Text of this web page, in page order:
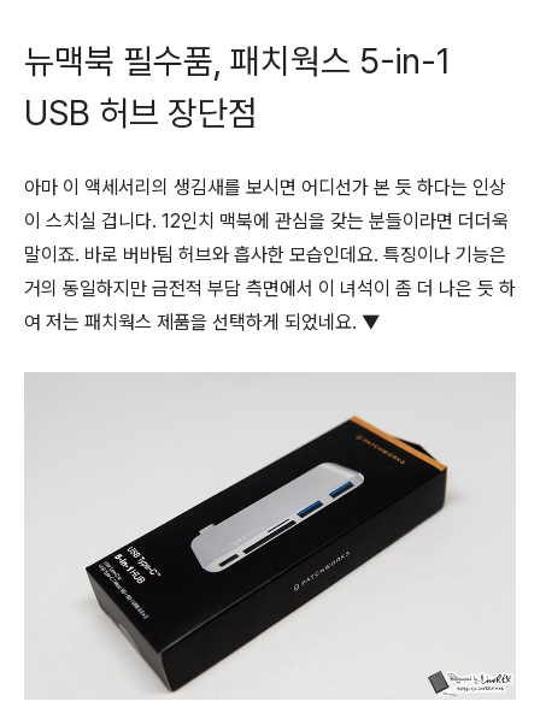
뉴맥북 필수품, 패치웍스 5-in-1
USB 허브 장단점
아마 이 액세서리의 생김새를 보시면 어디선가 본 듯 하다는 인상
이 스치실 겁니다. 12인치 맥북에 관심을 갖는 분들이라면 더더욱
말이죠. 바로 버바팀 허브와 흡사한 모습인데요. 특징이나 기능은
거의 동일하지만 금전적 부담 측면에서 이 녀석이 좀 더 나은 듯 하
여 저는 패치웍스 제품을 선택하게 되었네요. ▼